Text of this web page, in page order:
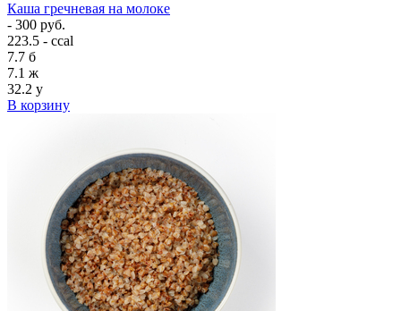
Каша гречневая на молоке
- 300 руб.
223.5 - ccal
7.7 б
7.1 ж
32.2 у
В корзину